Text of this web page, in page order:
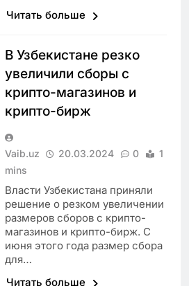
Читать больше
В Узбекистане резко
увеличили сборы с
крипто-магазинов и
крипто-бирж
Vaib.uz 20.03.2024 0
1
mins
Власти Узбекистана приняли
решение о резком увеличении
размеров сборов с крипто-
магазинов и крипто-бирж. С
июня этого года размер сбора
для…
Читать больше